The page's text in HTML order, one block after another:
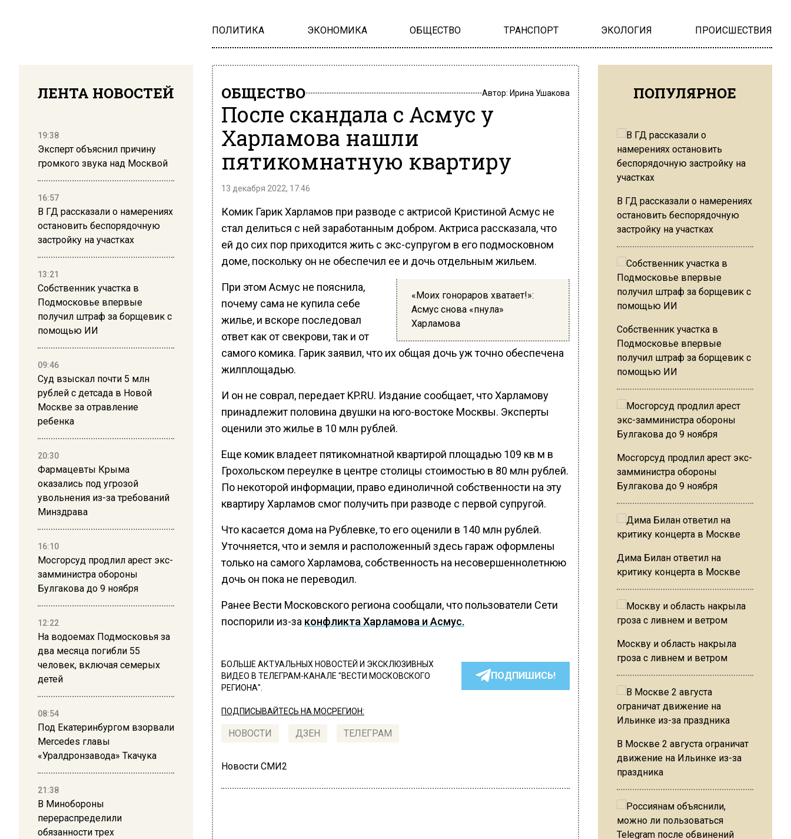
ПОЛИТИКА ЭКОНОМИКА ОБЩЕСТВО ТРАНСПОРТ ЭКОЛОГИЯ ПРОИСШЕСТВИЯ
ЛЕНТА НОВОСТЕЙ
19:38
Эксперт объяснил причину
громкого звука над Москвой
16:57
В ГД рассказали о намерениях
остановить беспорядочную
застройку на участках
13:21
Собственник участка в
Подмосковье впервые
получил штраф за борщевик с
помощью ИИ
09:46
Суд взыскал почти 5 млн
рублей с детсада в Новой
Москве за отравление
ребенка
20:30
Фармацевты Крыма
оказались под угрозой
увольнения из-за требований
Минздрава
16:10
Мосгорсуд продлил арест экс-
замминистра обороны
Булгакова до 9 ноября
12:22
На водоемах Подмосковья за
два месяца погибли 55
человек, включая семерых
детей
08:54
Под Екатеринбургом взорвали
Mercedes главы
«Уралдронзавода» Ткачука
21:38
В Минобороны
перераспределили
обязанности трех
ОБЩЕСТВО Автор: Ирина Ушакова
После скандала с Асмус у
Харламова нашли
пятикомнатную квартиру
13 декабря 2022, 17:46
Комик Гарик Харламов при разводе с актрисой Кристиной Асмус не
стал делиться с ней заработанным добром. Актриса рассказала, что
ей до сих пор приходится жить с экс-супругом в его подмосковном
доме, поскольку он не обеспечил ее и дочь отдельным жильем.
«Моих гонораров хватает!»:
Асмус снова «пнула»
Харламова
При этом Асмус не пояснила,
почему сама не купила себе
жилье, и вскоре последовал
ответ как от свекрови, так и от
самого комика. Гарик заявил, что их общая дочь уж точно обеспечена
жилплощадью.
И он не соврал, передает KP.RU. Издание сообщает, что Харламову
принадлежит половина двушки на юго-востоке Москвы. Эксперты
оценили это жилье в 10 млн рублей.
Еще комик владеет пятикомнатной квартирой площадью 109 кв м в
Грохольском переулке в центре столицы стоимостью в 80 млн рублей.
По некоторой информации, право единоличной собственности на эту
квартиру Харламов смог получить при разводе с первой супругой.
Что касается дома на Рублевке, то его оценили в 140 млн рублей.
Уточняется, что и земля и расположенный здесь гараж оформлены
только на самого Харламова, собственность на несовершеннолетнюю
дочь он пока не переводил.
Ранее Вести Московского региона сообщали, что пользователи Сети
поспорили из-за конфликта Харламова и Асмус.
БОЛЬШЕ АКТУАЛЬНЫХ НОВОСТЕЙ И ЭКСКЛЮЗИВНЫХ
ВИДЕО В ТЕЛЕГРАМ-КАНАЛЕ "ВЕСТИ МОСКОВСКОГО
РЕГИОНА".
ПОДПИШИСЬ!
ПОДПИСЫВАЙТЕСЬ НА МОСРЕГИОН:
НОВОСТИ ДЗЕН ТЕЛЕГРАМ
Новости СМИ2
ПОПУЛЯРНОЕ
В ГД рассказали о намерениях
остановить беспорядочную
застройку на участках
Собственник участка в
Подмосковье впервые
получил штраф за борщевик с
помощью ИИ
Мосгорсуд продлил арест экс-
замминистра обороны
Булгакова до 9 ноября
Дима Билан ответил на
критику концерта в Москве
Москву и область накрыла
гроза с ливнем и ветром
В Москве 2 августа ограничат
движение на Ильинке из-за
праздника